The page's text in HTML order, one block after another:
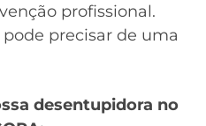
profissional.
precisar de uma
desentupidora no